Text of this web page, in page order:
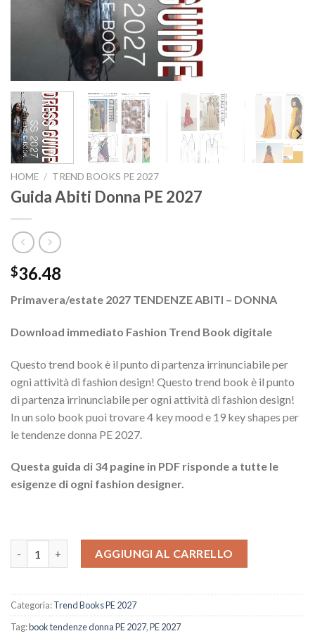
HOME / TREND BOOKS PE 2027
Guida Abiti Donna PE 2027
$36.48
Primavera/estate 2027 TENDENZE ABITI – DONNA
Download immediato Fashion Trend Book digitale
Questo trend book è il punto di partenza irrinunciabile per
ogni attività di fashion design! Questo trend book è il punto
di partenza irrinunciabile per ogni attività di fashion design!
In un solo book puoi trovare 4 key mood e 19 key shapes per
le tendenze donna PE 2027.
Questa guida di 34 pagine in PDF risponde a tutte le
esigenze di ogni fashion designer.
AGGIUNGI AL CARRELLO
Categoria:Trend Books PE 2027
Tag:book tendenze donna PE 2027,PE 2027